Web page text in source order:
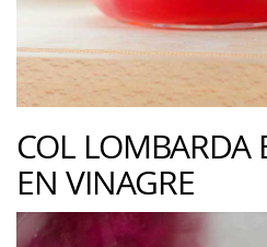
COL LOMBARDA
EN VINAGRE